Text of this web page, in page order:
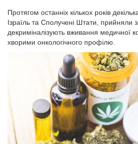
Протягом останніх кількох років
Ізраїль та Сполучені Штати, прийняли
декриміналізують вживання медичної
хворими онкологічного профілю.